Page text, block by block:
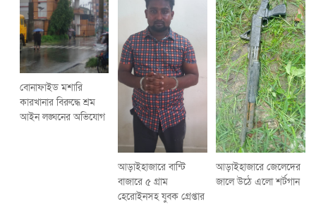
বোনাফাইড মশারি
কারখানার বিরুদ্ধে শ্রম
আইন লঙ্ঘনের অভিযোগ
আড়াইহাজারে বান্টি
বাজারে ৫ গ্রাম
হেরোইনসহ যুবক গ্রেপ্তার
আড়াইহাজারে জেলেদের
জালে উঠে এলো শর্টগান